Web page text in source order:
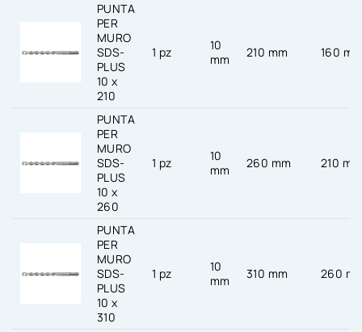
PUNTA
PER
MURO
SDS-
PLUS
10 x
210
1 pz
10
mm
210 mm 160
PUNTA
PER
MURO
SDS-
PLUS
10 x
260
1 pz
10
mm
260 mm 210 mm
PUNTA
PER
MURO
SDS-
PLUS
10 x
310
1 pz
10
mm
310 mm 260